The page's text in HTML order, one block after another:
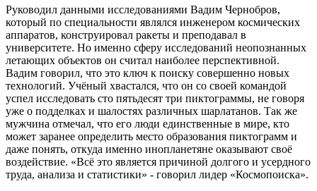
Руководил данными исследованиями Вадим Чернобров,
который по специальности являлся инженером космических
аппаратов, конструировал ракеты и преподавал в
университете. Но именно сферу исследований неопознанных
летающих объектов он считал наиболее перспективной.
Вадим говорил, что это ключ к поиску совершенно новых
технологий. Учёный хвастался, что он со своей командой
успел исследовать сто пятьдесят три пиктограммы, не говоря
уже о подделках и шалостях различных шарлатанов. Так же
мужчина отмечал, что его люди единственные в мире, кто
может заранее определить место образования пиктограмм и
даже понять, откуда именно инопланетяне оказывают своё
воздействие. «Всё это является причиной долгого и усердного
труда, анализа и статистики» - говорил лидер «Космопоиска».